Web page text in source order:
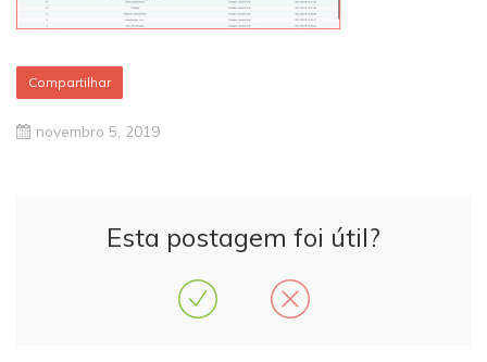
Compartilhar
novembro 5, 2019
Esta postagem foi útil?